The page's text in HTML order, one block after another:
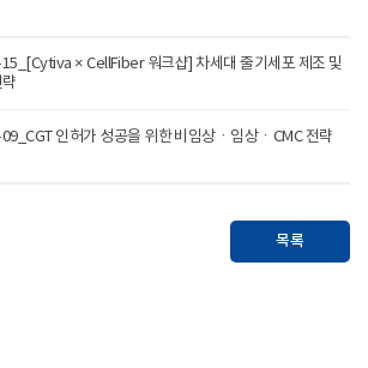
× CellFiber 워크샵] 차세대 줄기세포 제조 및
인허가 성공을 위한 비임상ㆍ임상ㆍCMC 전략
목록